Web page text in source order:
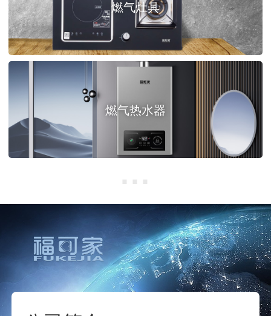
燃气灶具
燃气热水器